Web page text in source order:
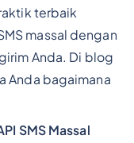
terbaik
massal dengan
Anda. Di blog
Anda bagaimana
SMS Massal